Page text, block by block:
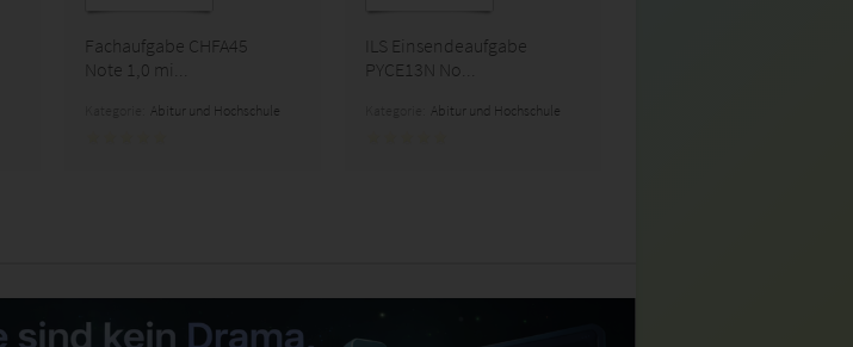
Fachaufgabe CHFA45
Note 1,0 mi...
Abitur und Hochschule
ILS Einsendeaufgabe
PYCE13N No...
Abitur und Hochschule